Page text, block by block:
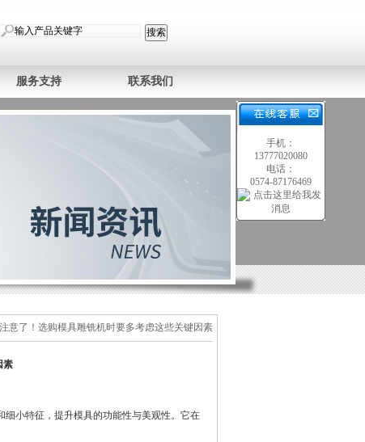
服务支持 联系我们
意了！选购模具雕铣机时要多考虑这些关键因素
素
小特征，提升模具的功能性与美观性。它在
手机：
13777020080
电话：
0574-87176469